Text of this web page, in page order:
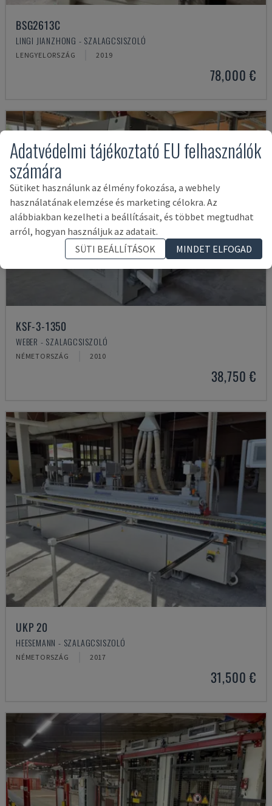
BSG2613C
LINGI JIANZHONG - SZALAGCSISZOLÓ
LENGYELORSZÁG 2019
78,000 €
KSF-3-1350
WEBER - SZALAGCSISZOLÓ
NÉMETORSZÁG 2010
38,750 €
UKP 20
HEESEMANN - SZALAGCSISZOLÓ
NÉMETORSZÁG 2017
31,500 €
Adatvédelmi tájékoztató EU felhasználók
számára
Sütiket használunk az élmény fokozása, a webhely
használatának elemzése és marketing célokra. Az
alábbiakban kezelheti a beállításait, és többet megtudhat
arról, hogyan használjuk az adatait.
SÜTI BEÁLLÍTÁSOK
MINDET ELFOGAD